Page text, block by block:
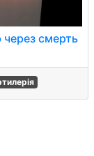
через смерть